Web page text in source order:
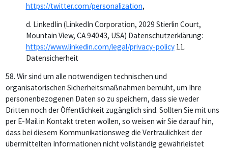
https://twitter.com/personalization,
d. LinkedIin (LinkedIn Corporation, 2029 Stierlin Court,
Mountain View, CA 94043, USA) Datenschutzerklärung:
https://www.linkedin.com/legal/privacy-policy 11.
Datensicherheit
58. Wir sind um alle notwendigen technischen und
organisatorischen Sicherheitsmaßnahmen bemüht, um Ihre
personenbezogenen Daten so zu speichern, dass sie weder
Dritten noch der Öffentlichkeit zugänglich sind. Sollten Sie mit uns
per E-Mail in Kontakt treten wollen, so weisen wir Sie darauf hin,
dass bei diesem Kommunikationsweg die Vertraulichkeit der
übermittelten Informationen nicht vollständig gewährleistet